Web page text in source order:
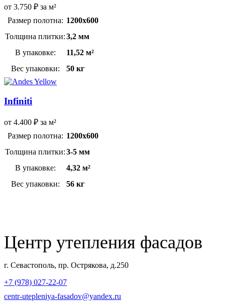
от 3.750 ₽ за м²
Размер полотна: 1200х600
Толщина плитки:3,2 мм
В упаковке:
11,52 м²
Вес упаковки:
50 кг
Infiniti
от 4.400 ₽ за м²
Размер полотна: 1200х600
Толщина плитки:3-5 мм
В упаковке:
4,32 м²
Вес упаковки:
56 кг
Центр утепления фасадов
г. Севастополь, пр. Острякова, д.250
+7 (978) 027-22-07
centr-utepleniya-fasadov@yandex.ru